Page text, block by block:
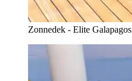
Zonnedek - Elite Galapagos